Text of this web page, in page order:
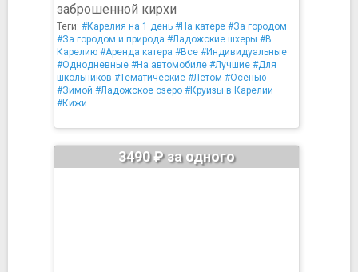
заброшенной кирхи
Теги: #Карелия на 1 день #На катере #За городом
#За городом и природа #Ладожские шхеры #В
Карелию #Аренда катера #Все #Индивидуальные
#Однодневные #На автомобиле #Лучшие #Для
школьников #Тематические #Летом #Осенью
#Зимой #Ладожское озеро #Круизы в Карелии
#Кижи
3490 ₽ за одного